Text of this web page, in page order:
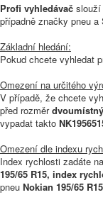
Profi vyhledávač slouží
případně značky pneu a
Základní hledání:
Pokud chcete vyhledat
Omezení na určitého
V případě, že chcete
před rozměr
vypadat takto
Omezení dle indexu
Index rychlosti zadáte
195/65 R15, index
pneu Nokian 195/65